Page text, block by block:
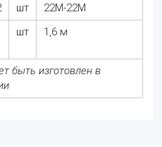
шт
22М-22М
шт 1,6 м
быть изготовлен в